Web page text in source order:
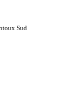
Sud